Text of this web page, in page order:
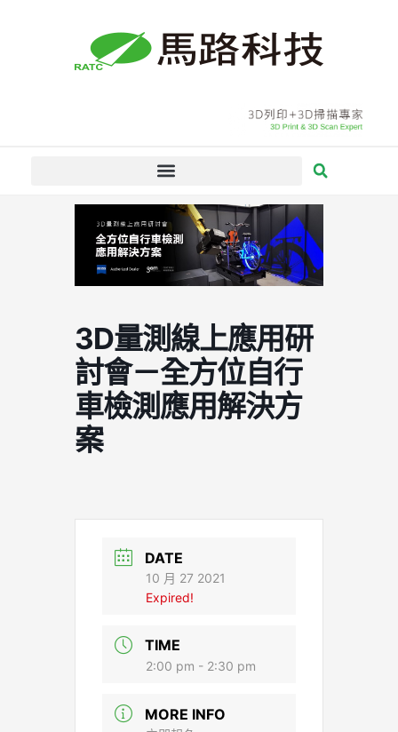
3D量測線上應用研
討會－全方位自行
車檢測應用解決方
案
DATE
10 月 27 2021
Expired!
TIME
2:00 pm - 2:30 pm
MORE INFO